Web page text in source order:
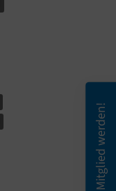
Mitglied werden!